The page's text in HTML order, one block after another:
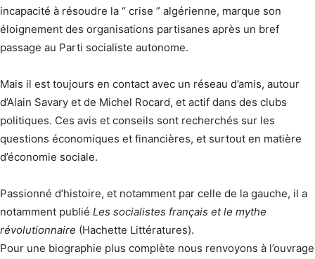
incapacité à résoudre la “ crise ” algérienne, marque son
éloignement des organisations partisanes après un bref
passage au Parti socialiste autonome.
Mais il est toujours en contact avec un réseau d’amis, autour
d’Alain Savary et de Michel Rocard, et actif dans des clubs
politiques. Ces avis et conseils sont recherchés sur les
questions économiques et financières, et surtout en matière
d’économie sociale.
Passionné d’histoire, et notamment par celle de la gauche, il a
notamment publié Les socialistes français et le mythe
révolutionnaire (Hachette Littératures).
Pour une biographie plus complète nous renvoyons à l’ouvrage